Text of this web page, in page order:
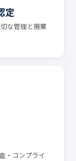
定
な管理と廃棄
・コンプライ